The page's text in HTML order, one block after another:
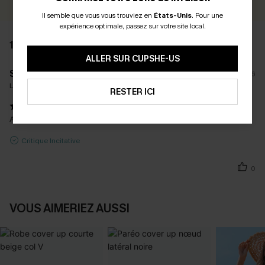
1 AVIS
S****i
29/06/2026
La taille achetée:
Au top. Matière très agréable. Bonne taille.
Critique Incitative
0
VOUS AIMERIEZ AUSSI
Il semble que vous vous trouviez en États-Unis. Pour une
expérience optimale, passez sur votre site local.
ALLER SUR CUPSHE-US
RESTER ICI